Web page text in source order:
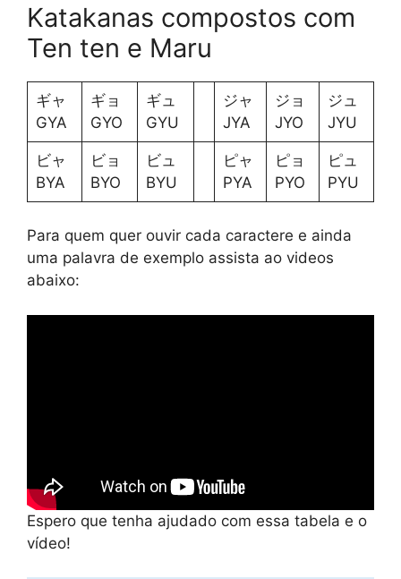
Katakanas compostos com
Ten ten e Maru
ギャ
GYA
ギョ
GYO
ギュ
GYU
ジャ
JYA
ジョ
JYO
ジュ
JYU
ビャ
BYA
ビョ
BYO
ビュ
BYU
ピャ
PYA
ピョ
PYO
ピュ
PYU
Para quem quer ouvir cada caractere e ainda
uma palavra de exemplo assista ao videos
abaixo:
Espero que tenha ajudado com essa tabela e o
vídeo!